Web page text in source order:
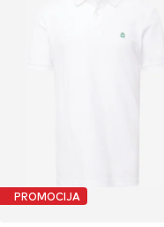
PROMOCIJA